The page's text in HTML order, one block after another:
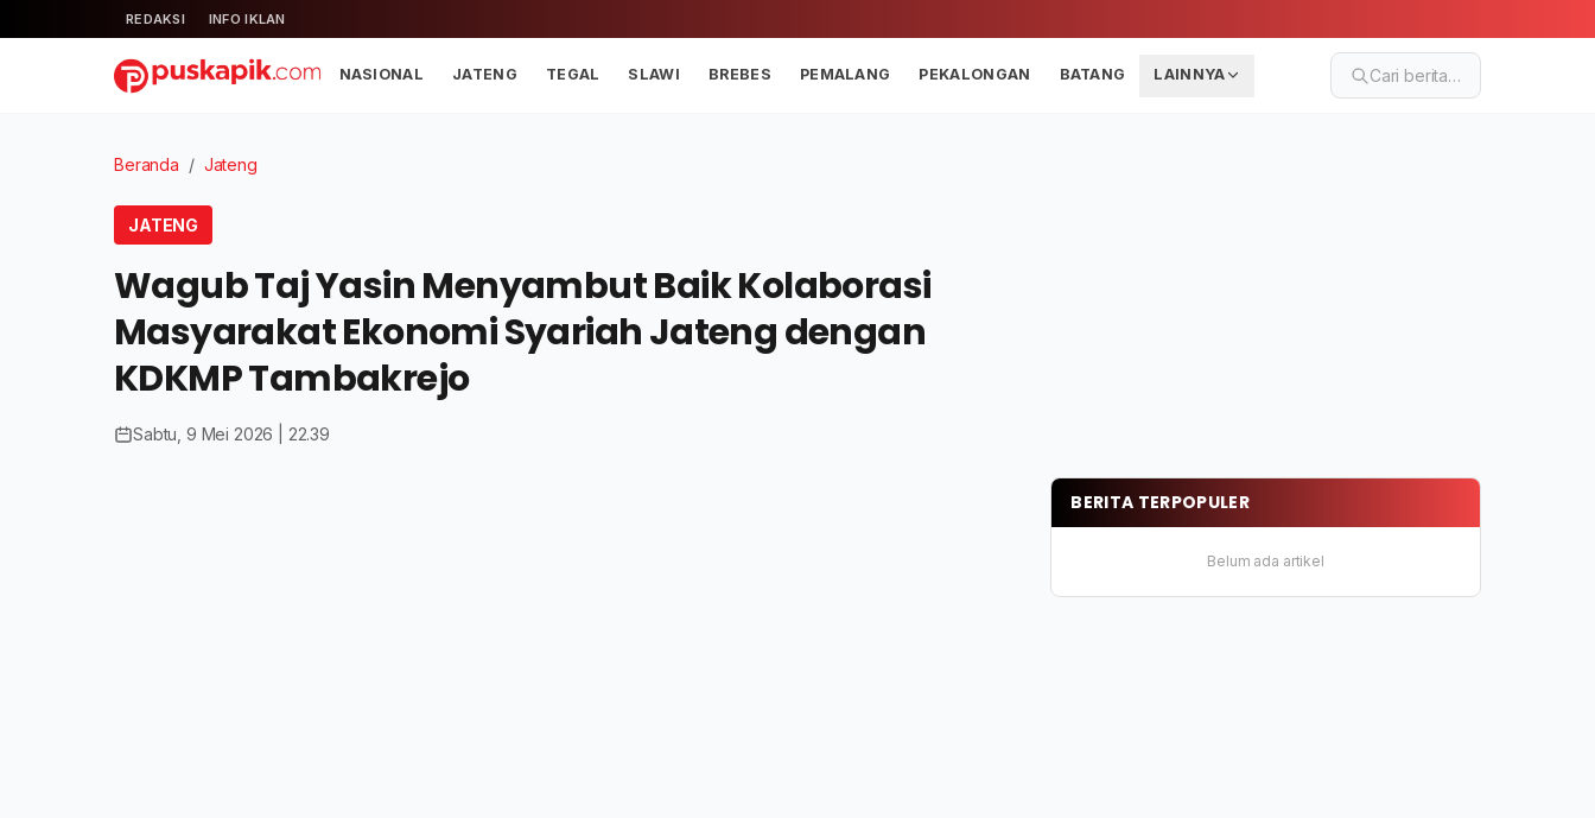
REDAKSI INFO IKLAN
NASIONAL JATENG TEGAL SLAWI BREBES PEMALANG PEKALONGAN BATANG LAINNYA Cari berita…
Beranda / Jateng
JATENG
Wagub Taj Yasin Menyambut Baik Kolaborasi
Masyarakat Ekonomi Syariah Jateng dengan
KDKMP Tambakrejo
Sabtu, 9 Mei 2026 | 22.39
BERITA TERPOPULER
Belum ada artikel